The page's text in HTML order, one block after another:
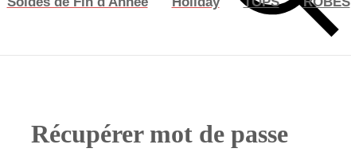
Récupérer mot de passe